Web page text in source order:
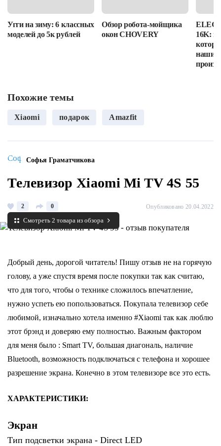
Угги на зиму: 6 классных
моделей до 5к рублей
Обзор робота-мойщика
окон CHOVERY
16K:
наши
Похожие темы
Xiaomi подарок Amazfit
Софья Граматчикова
Телевизор Xiaomi Mi TV 4S 55
2 0 Опубликовано 20.04.2022
Смотреть 2 товара из обзора
Добрый день, дорогой читатель! Пишу отзыв не на горячую
голову, а уже спустя время после покупки так как считаю,
что для того, чтобы о технике сложилось впечатление,
нужно успеть ею попользоваться. Покупала телевизор себе
любимой, изначально хотела именно #Xiaomi так как люблю
этот брэнд и доверяю ему полностью. Важным фактором
для меня было : Smart TV, большая диагональ, наличие
Bluetooth, возможность подключаться с телефона и хорошее
разрешение экрана. Конечно в этом телевизоре все это есть.
ХАРАКТЕРИСТИКИ:
Экран
Тип подсветки экрана - Direct LED